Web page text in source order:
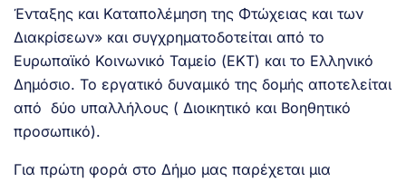
Ένταξης και Καταπολέμηση της Φτώχειας και των
Διακρίσεων» και συγχρηματοδοτείται από το
Ευρωπαϊκό Κοινωνικό Ταμείο (ΕΚΤ) και το Ελληνικό
Δημόσιο. Το εργατικό δυναμικό της δομής αποτελείται
από δύο υπαλλήλους ( Διοικητικό και Βοηθητικό
προσωπικό).
Για πρώτη φορά στο Δήμο μας παρέχεται μια